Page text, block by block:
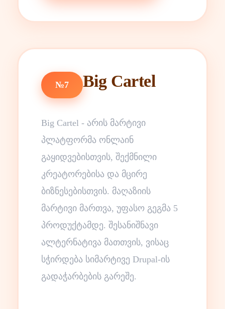
№7 Big Cartel
Big Cartel - არის მარტივი
პლატფორმა ონლაინ
გაყიდვებისთვის, შექმნილი
კრეატორებისა და მცირე
ბიზნესებისთვის. მაღაზიის
მარტივი მართვა, უფასო გეგმა 5
პროდუქტამდე. შესანიშნავი
ალტერნატივა მათთვის, ვისაც
სჭირდება სიმარტივე Drupal-ის
გადაჭარბების გარეშე.